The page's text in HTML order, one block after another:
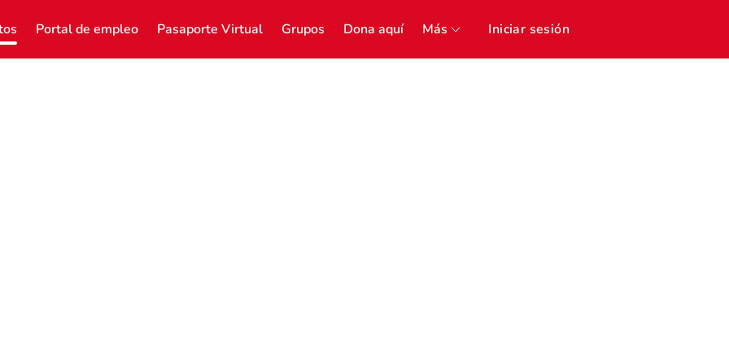
Portal de empleo Pasaporte Virtual Grupos Dona aquí Más Iniciar sesión